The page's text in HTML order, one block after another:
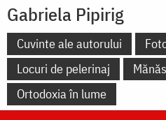
Gabriela Pipirig
Cuvinte ale autorului
Locuri de pelerinaj
Ortodoxia în lume